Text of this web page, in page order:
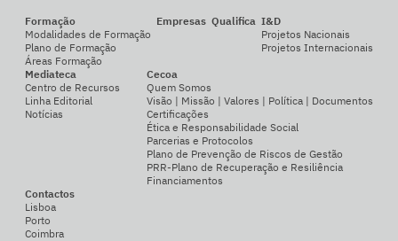
Formação
Modalidades de Formação
Plano de Formação
Áreas Formação
Empresas Qualifica I&D
Projetos Nacionais
Projetos Internacionais
Mediateca
Centro de Recursos
Linha Editorial
Notícias
Cecoa
Quem Somos
Visão | Missão | Valores | Política | Documentos
Certificações
Ética e Responsabilidade Social
Parcerias e Protocolos
Plano de Prevenção de Riscos de Gestão
PRR-Plano de Recuperação e Resiliência
Financiamentos
Contactos
Lisboa
Porto
Coimbra